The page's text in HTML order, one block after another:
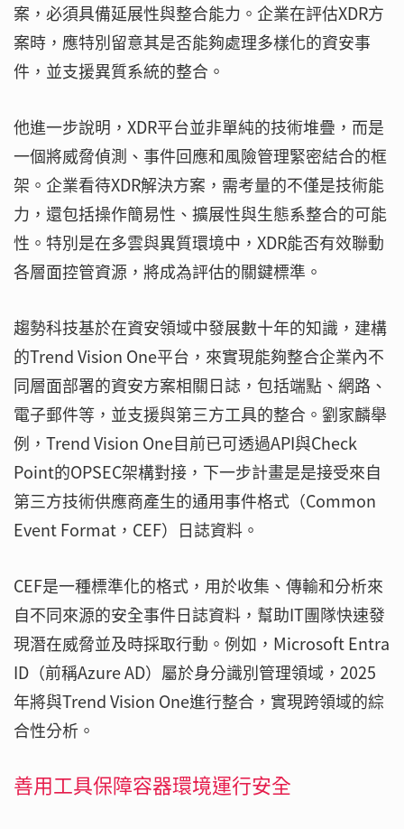
案，必須具備延展性與整合能力。企業在評估XDR方
案時，應特別留意其是否能夠處理多樣化的資安事
件，並支援異質系統的整合。
他進一步說明，XDR平台並非單純的技術堆疊，而是
一個將威脅偵測、事件回應和風險管理緊密結合的框
架。企業看待XDR解決方案，需考量的不僅是技術能
力，還包括操作簡易性、擴展性與生態系整合的可能
性。特別是在多雲與異質環境中，XDR能否有效聯動
各層面控管資源，將成為評估的關鍵標準。
趨勢科技基於在資安領域中發展數十年的知識，建構
的Trend Vision One平台，來實現能夠整合企業內不
同層面部署的資安方案相關日誌，包括端點、網路、
電子郵件等，並支援與第三方工具的整合。劉家麟舉
例，Trend Vision One目前已可透過API與Check
Point的OPSEC架構對接，下一步計畫是是接受來自
第三方技術供應商產生的通用事件格式（Common
Event Format，CEF）日誌資料。
CEF是一種標準化的格式，用於收集、傳輸和分析來
自不同來源的安全事件日誌資料，幫助IT團隊快速發
現潛在威脅並及時採取行動。例如，Microsoft Entra
ID（前稱Azure AD）屬於身分識別管理領域，2025
年將與Trend Vision One進行整合，實現跨領域的綜
合性分析。
善用工具保障容器環境運行安全